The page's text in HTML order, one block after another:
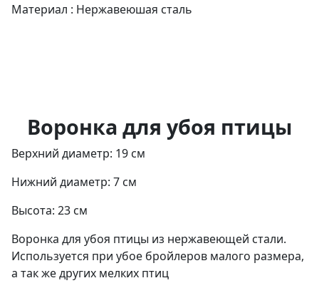
Материал : Нержавеюшая сталь
Воронка для убоя птицы
Верхний диаметр: 19 см
Нижний диаметр: 7 см
Высота: 23 см
Воронка для убоя птицы из нержавеющей стали.
Используется при убое бройлеров малого размера,
а так же других мелких птиц